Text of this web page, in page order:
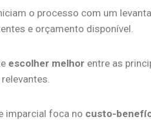
o processo com um
e orçamento disponível.
escolher melhor entre as
imparcial foca no custo-